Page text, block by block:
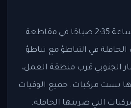
وقع الحادث حوالي الساعة 2:35 صباحًا في مقاطعة
في التباطؤ مع تباطؤ
الجنوبي قرب منطقة العمل،
بست مركبات. جميع الوفيات
التي ضربتها الحافلة.